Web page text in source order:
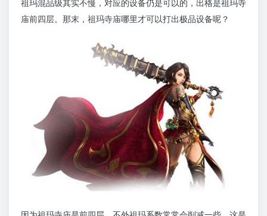
祖玛混品级其实不慢，对应的设备仍是可以的，出格是祖玛寺
庙前四层。那末，祖玛寺庙哪里才可以打出极品设备呢？